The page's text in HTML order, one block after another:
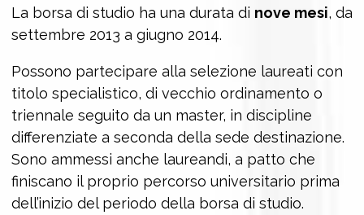
La borsa di studio ha una durata di nove mesi, da
settembre 2013 a giugno 2014.
Possono partecipare alla selezione laureati con
titolo specialistico, di vecchio ordinamento o
triennale seguito da un master, in discipline
differenziate a seconda della sede destinazione.
Sono ammessi anche laureandi, a patto che
finiscano il proprio percorso universitario prima
dell’inizio del periodo della borsa di studio.